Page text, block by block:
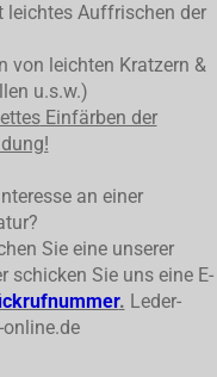
leichtes Auffrischen der
von leichten Kratzern &
u.s.w.)
Einfärben der
an einer
Sie eine unserer
schicken Sie uns eine E-
. Leder-